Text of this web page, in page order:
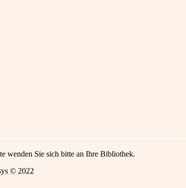
wenden Sie sich bitte an Ihre Bibliothek.
© 2022